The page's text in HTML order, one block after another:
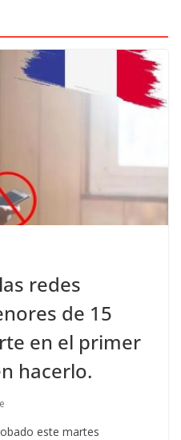
redes
de 15
en el primer
hacerlo.
este martes